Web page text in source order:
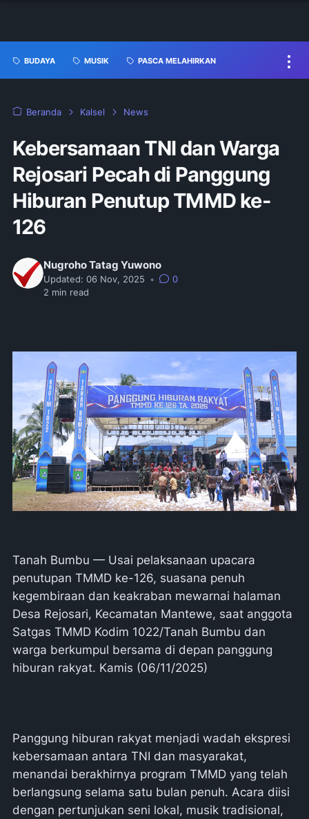
BUDAYA MUSIK PASCA MELAHIRKAN
Beranda Kalsel News
Kebersamaan TNI dan Warga
Rejosari Pecah di Panggung
Hiburan Penutup TMMD ke-
126
Nugroho Tatag Yuwono
Updated: 06 Nov, 2025 •
0
2 min read
Tanah Bumbu — Usai pelaksanaan upacara
penutupan TMMD ke-126, suasana penuh
kegembiraan dan keakraban mewarnai halaman
Desa Rejosari, Kecamatan Mantewe, saat anggota
Satgas TMMD Kodim 1022/Tanah Bumbu dan
warga berkumpul bersama di depan panggung
hiburan rakyat. Kamis (06/11/2025)
Panggung hiburan rakyat menjadi wadah ekspresi
kebersamaan antara TNI dan masyarakat,
menandai berakhirnya program TMMD yang telah
berlangsung selama satu bulan penuh. Acara diisi
dengan pertunjukan seni lokal, musik tradisional,